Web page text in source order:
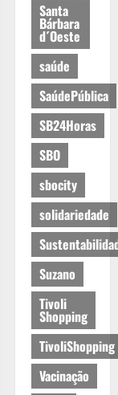
Santa
Bárbara
d´Oeste
saúde
SaúdePública
SB24Horas
SBO
sbocity
solidariedade
Suzano
Tivoli
Shopping
TivoliShopping
Vacinação